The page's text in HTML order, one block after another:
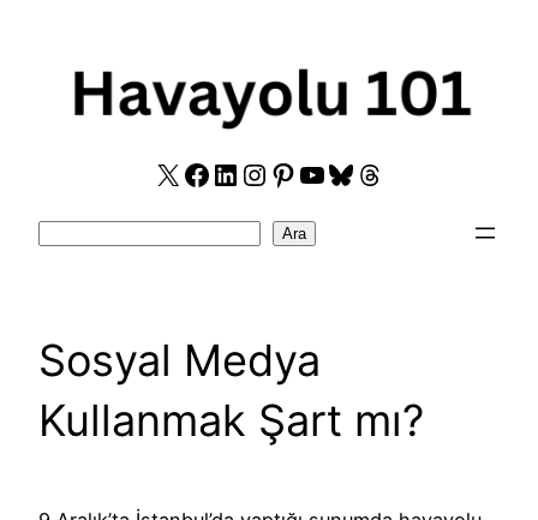
X Facebook
LinkedIn
Instagram
Pinterest
YouTube
Bluesky
Threads
Ara
Sosyal Medya
Kullanmak Şart mı?